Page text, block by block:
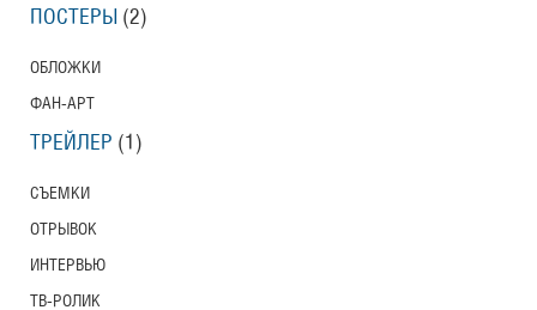
ПОСТЕРЫ (2)
ОБЛОЖКИ
ФАН-АРТ
ТРЕЙЛЕР (1)
СЪЕМКИ
ОТРЫВОК
ИНТЕРВЬЮ
ТВ-РОЛИК